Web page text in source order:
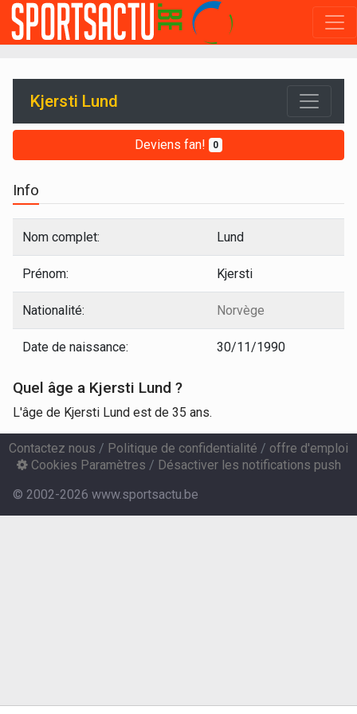
Kjersti Lund
Deviens fan! 0
Info
Nom complet: Lund
Prénom: Kjersti
Nationalité: Norvège
Date de naissance: 30/11/1990
Quel âge a Kjersti Lund ?
L'âge de Kjersti Lund est de 35 ans.
Contactez nous / Politique de confidentialité / offre d'emploi
Cookies Paramètres / Désactiver les notifications push
© 2002-2026 www.sportsactu.be